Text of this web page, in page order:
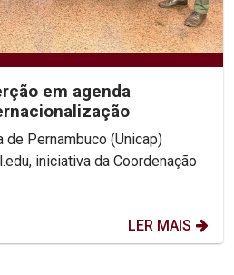
em agenda
de Pernambuco (Unicap)
iniciativa da Coordenação
LER MAIS